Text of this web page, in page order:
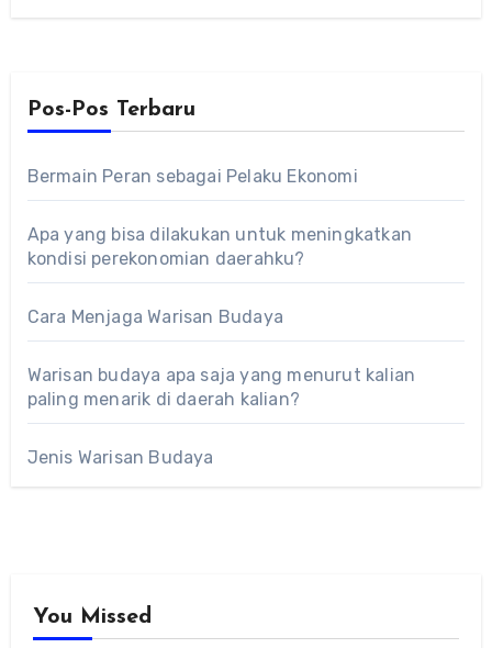
Pos-Pos Terbaru
Bermain Peran sebagai Pelaku Ekonomi
Apa yang bisa dilakukan untuk meningkatkan
kondisi perekonomian daerahku?
Cara Menjaga Warisan Budaya
Warisan budaya apa saja yang menurut kalian
paling menarik di daerah kalian?
Jenis Warisan Budaya
You Missed